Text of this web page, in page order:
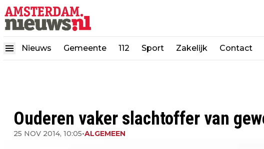
Nieuws Gemeente 112 Sport Zakelijk Contact
Ouderen vaker slachtoffer van
25 NOV 2014, 10:05•ALGEMEEN